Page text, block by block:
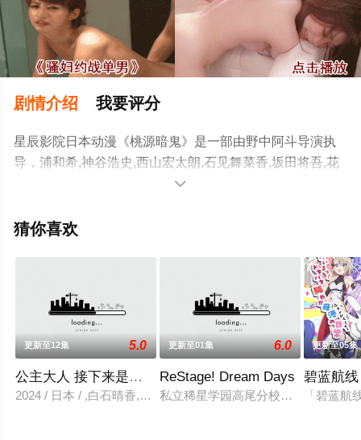
剧情介绍 我要评分
星辰影院日本动漫《桃源暗鬼》是一部由野中阿斗导演执
导，浦和希,神谷浩史,西山宏太朗,石见舞菜香,坂田将吾,花
江夏树,三浦魁,爱美,木村良平,岸尾大辅,伊濑茉莉也,小山刚
剧情已揭晓（全24集），手机免费观看高清未删减完整版

猜你喜欢
更新至12集 5.0
公主大人 接下来是拷问时间
2024 / 日本 / ,白石晴香,小林亲弘,伊藤静,玄田哲章
更新至01集 6.0
ReStage! Dream Days
私立稀星学园高尾分校初中部，那是
更新至05集
碧蓝航
「碧蓝航